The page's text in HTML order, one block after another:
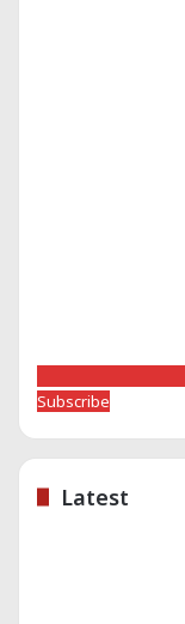
Subscribe
Latest